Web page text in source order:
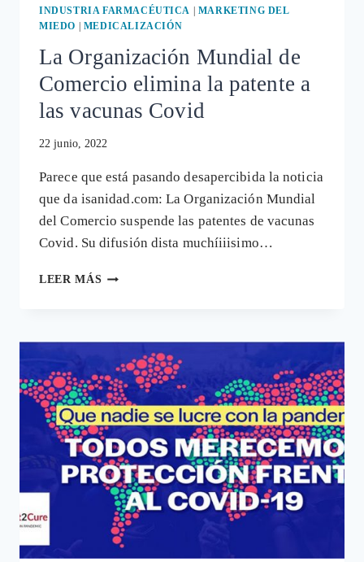
INDUSTRIA FARMACÉUTICA
MARKETING DEL
MIEDO
MEDICALIZACIÓN
La Organización Mundial de
Comercio elimina la patente a
las vacunas Covid
22 junio, 2022
Parece que está pasando desapercibida la noticia
que da isanidad.com: La Organización Mundial
del Comercio suspende las patentes de vacunas
Covid. Su difusión dista muchíiiisimo…
LEER MÁS LA
COMERCIO
ELIMINA
LA
PATENTE
A
LAS
VACUNAS
COVID